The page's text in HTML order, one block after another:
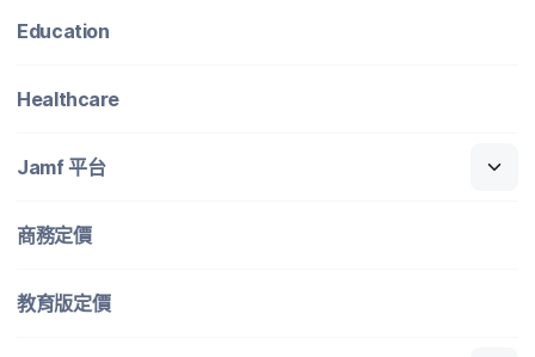
Education
Healthcare
Jamf平​台
商務定​價
教育版定​價